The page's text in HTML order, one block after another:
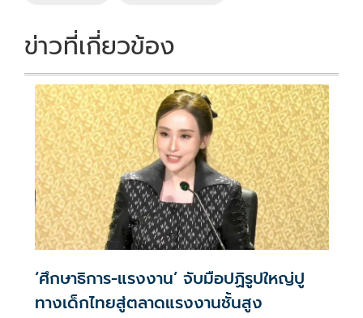
ข่าวที่เกี่ยวข้อง
‘ศึกษาธิการ-แรงงาน’ จับมือปฏิรูปใหญ่ปู
ทางเด็กไทยสู่ตลาดแรงงานชั้นสูง